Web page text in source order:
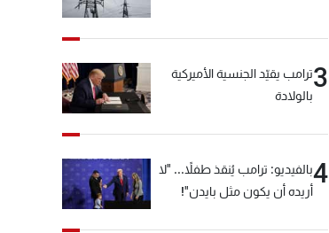
3ترامب يقيّد الجنسية الأميركية
بالولادة
4بالفيديو: ترامب يُنقذ طفلاً... "لا
أريده أن يكون مثل بايدن"!